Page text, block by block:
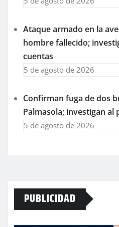
Ataque armado en la
hombre fallecido;
cuentas
5 de agosto de 2026
Confirman fuga de dos
Palmasola; investigan al
5 de agosto de 2026
PUBLICIDAD